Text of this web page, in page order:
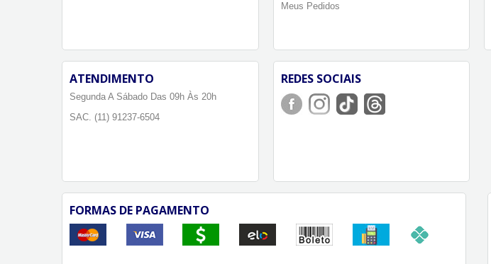
Meus Pedidos
ATENDIMENTO
Segunda A Sábado Das 09h Às 20h
SAC. (11) 91237-6504
REDES SOCIAIS
FORMAS DE PAGAMENTO